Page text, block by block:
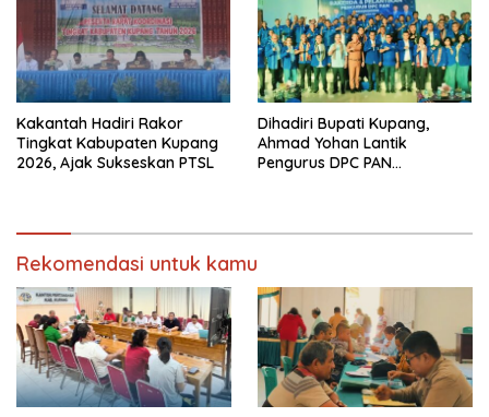
Kakantah Hadiri Rakor
Tingkat Kabupaten Kupang
2026, Ajak Sukseskan PTSL
Dihadiri Bupati Kupang,
Ahmad Yohan Lantik
Pengurus DPC PAN
Rekomendasi untuk kamu